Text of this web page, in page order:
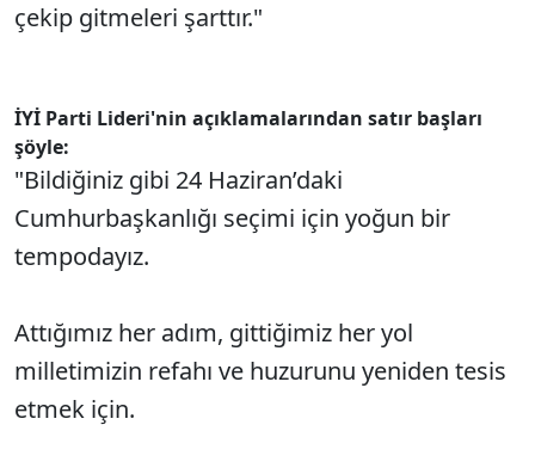
çekip gitmeleri şarttır."
İYİ Parti Lideri'nin açıklamalarından satır başları
şöyle:
"Bildiğiniz gibi 24 Haziran’daki
Cumhurbaşkanlığı seçimi için yoğun bir
tempodayız.
Attığımız her adım, gittiğimiz her yol
milletimizin refahı ve huzurunu yeniden tesis
etmek için.